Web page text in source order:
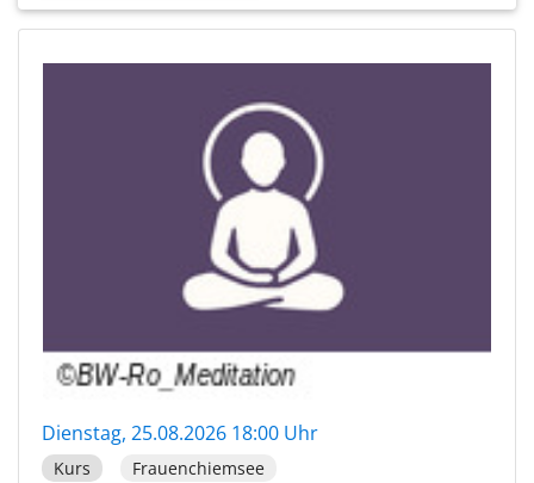
Dienstag, 25.08.2026 18:00 Uhr
Kurs Frauenchiemsee